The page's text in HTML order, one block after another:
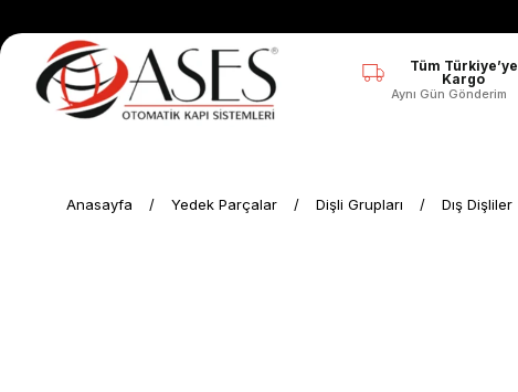
Tüm Türkiye’ye
Kargo
Aynı Gün Gönderim
Anasayfa Yedek Parçalar Dişli Grupları Dış Dişliler